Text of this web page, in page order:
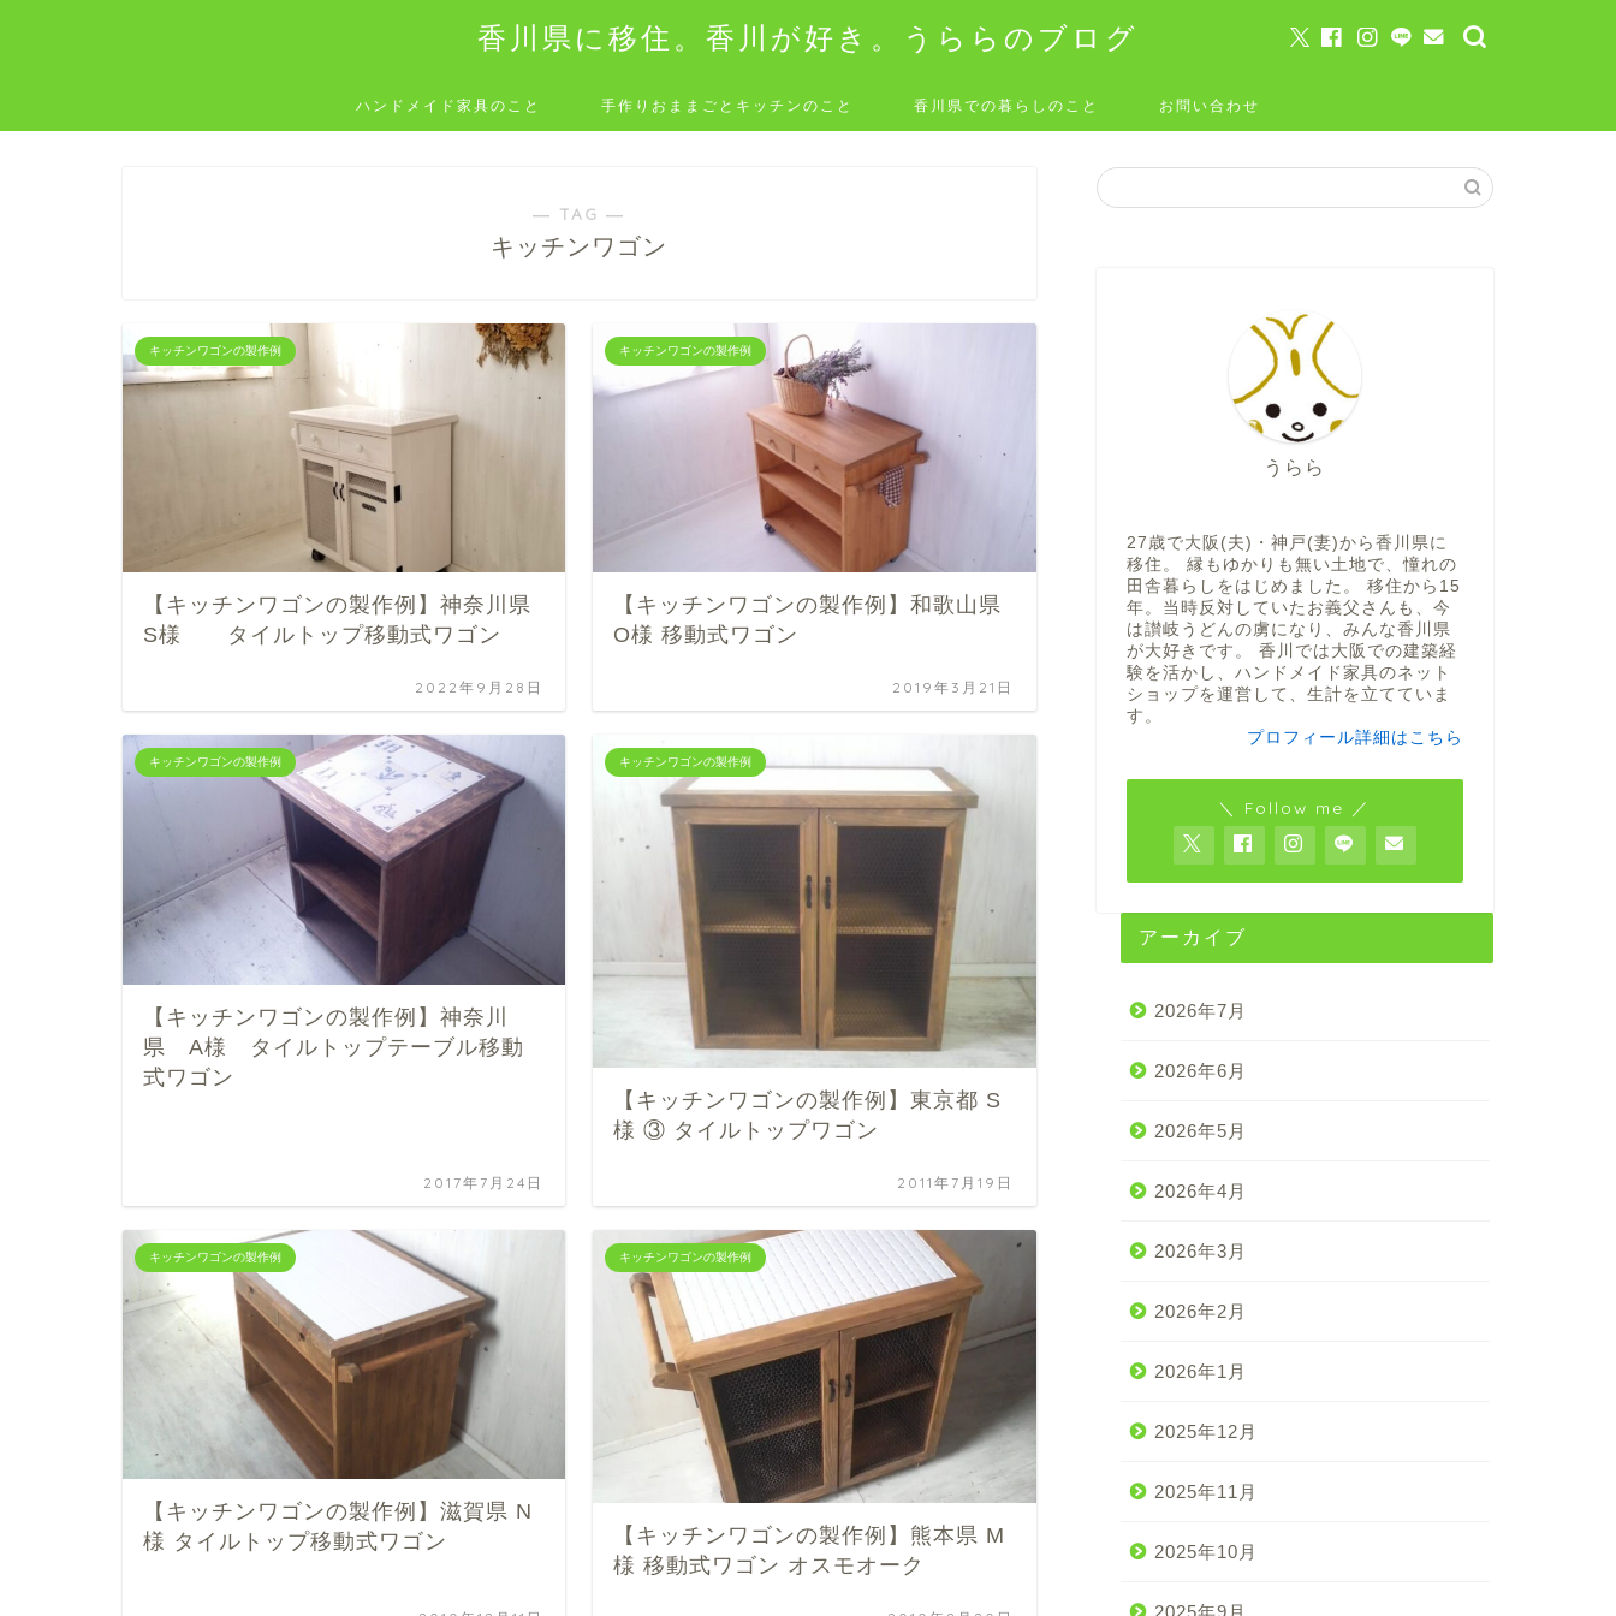
香川県に移住。香川が好き。うららのブログ
ハンドメイド家具のこと 手作りおままごとキッチンのこと 香川県での暮らしのこと お問い合わせ
― TAG ―
キッチンワゴン
キッチンワゴンの製作例
【キッチンワゴンの製作例】神奈川県
S様 タイルトップ移動式ワゴン
2022年9月28日
キッチンワゴンの製作例
【キッチンワゴンの製作例】和歌山県
O様 移動式ワゴン
2019年3月21日
キッチンワゴンの製作例
【キッチンワゴンの製作例】神奈川
県 A様 タイルトップテーブル移動
式ワゴン
2017年7月24日
キッチンワゴンの製作例
【キッチンワゴンの製作例】東京都 S
様 ③ タイルトップワゴン
2011年7月19日
キッチンワゴンの製作例
【キッチンワゴンの製作例】滋賀県 N
様 タイルトップ移動式ワゴン
キッチンワゴンの製作例
【キッチンワゴンの製作例】熊本県 M
様 移動式ワゴン オスモオーク
うらら
27歳で大阪(夫)・神戸(妻)から香川県に
移住。 縁もゆかりも無い土地で、憧れの
田舎暮らしをはじめました。 移住から15
年。当時反対していたお義父さんも、今
は讃岐うどんの虜になり、みんな香川県
が大好きです。 香川では大阪での建築経
験を活かし、ハンドメイド家具のネット
ショップを運営して、生計を立てていま
す。
プロフィール詳細はこちら
＼ Follow me ／
アーカイブ
2026年7月
2026年6月
2026年5月
2026年4月
2026年3月
2026年2月
2026年1月
2025年12月
2025年11月
2025年10月
2025年9月